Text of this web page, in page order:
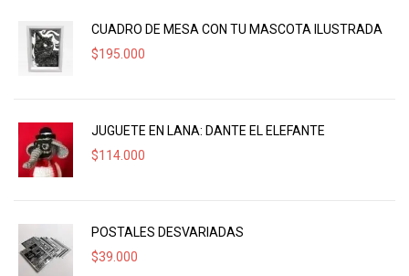
CUADRO DE MESA CON TU MASCOTA ILUSTRADA
$195.000
JUGUETE EN LANA: DANTE EL ELEFANTE
$114.000
POSTALES DESVARIADAS
$39.000